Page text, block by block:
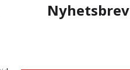
Nyhetsbrev